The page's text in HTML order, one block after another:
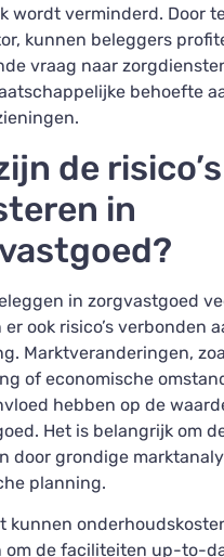
wordt verminderd. Door
kunnen beleggers
vraag naar
behoefte
de
in
in zorgvastgoed
ook risico’s verbonden
Marktveranderingen,
of economische
hebben op de
Het is belangrijk om
door grondige
planning.
kunnen
om de faciliteiten up-to-